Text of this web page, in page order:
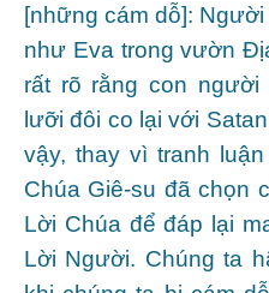
[những cám dỗ]:
như Eva trong vườn
rất rõ rằng con người
lưỡi đôi co lại với
vậy, thay vì tranh
Chúa Giê-su đã chọn
Lời Chúa để đáp lại
Lời Người. Chúng ta